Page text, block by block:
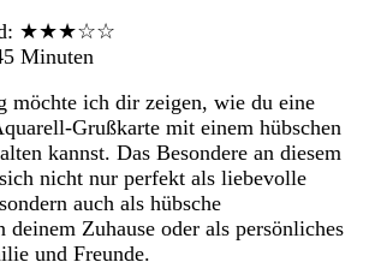
★★★☆☆
Minuten
möchte ich dir zeigen, wie du eine
Grußkarte mit einem hübschen
kannst. Das Besondere an diesem
nicht nur perfekt als liebevolle
auch als hübsche
deinem Zuhause oder als persönliches
und Freunde.